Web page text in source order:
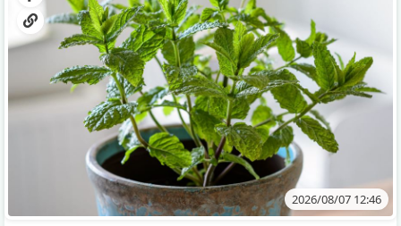
2026/08/07 12:46